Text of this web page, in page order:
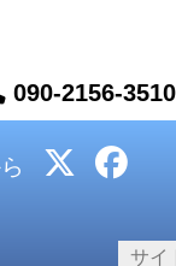
090-2156-3510